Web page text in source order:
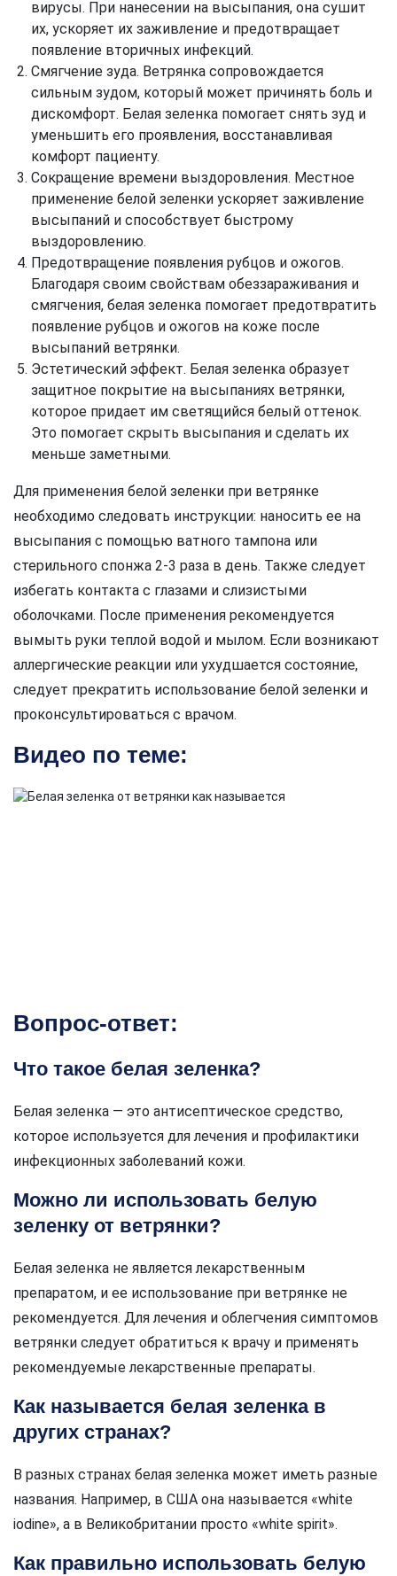
вирусы. При нанесении на высыпания, она сушит
их, ускоряет их заживление и предотвращает
появление вторичных инфекций.
Смягчение зуда. Ветрянка сопровождается
сильным зудом, который может причинять боль и
дискомфорт. Белая зеленка помогает снять зуд и
уменьшить его проявления, восстанавливая
комфорт пациенту.
Сокращение времени выздоровления. Местное
применение белой зеленки ускоряет заживление
высыпаний и способствует быстрому
выздоровлению.
Предотвращение появления рубцов и ожогов.
Благодаря своим свойствам обеззараживания и
смягчения, белая зеленка помогает предотвратить
появление рубцов и ожогов на коже после
высыпаний ветрянки.
Эстетический эффект. Белая зеленка образует
защитное покрытие на высыпаниях ветрянки,
которое придает им светящийся белый оттенок.
Это помогает скрыть высыпания и сделать их
меньше заметными.
Для применения белой зеленки при ветрянке
необходимо следовать инструкции: наносить ее на
высыпания с помощью ватного тампона или
стерильного спонжа 2-3 раза в день. Также следует
избегать контакта с глазами и слизистыми
оболочками. После применения рекомендуется
вымыть руки теплой водой и мылом. Если возникают
аллергические реакции или ухудшается состояние,
следует прекратить использование белой зеленки и
проконсультироваться с врачом.
Видео по теме:
Вопрос-ответ:
Что такое белая зеленка?
Белая зеленка — это антисептическое средство,
которое используется для лечения и профилактики
инфекционных заболеваний кожи.
Можно ли использовать белую
зеленку от ветрянки?
Белая зеленка не является лекарственным
препаратом, и ее использование при ветрянке не
рекомендуется. Для лечения и облегчения симптомов
ветрянки следует обратиться к врачу и применять
рекомендуемые лекарственные препараты.
Как называется белая зеленка в
других странах?
В разных странах белая зеленка может иметь разные
названия. Например, в США она называется «white
iodine», а в Великобритании просто «white spirit».
Как правильно использовать белую